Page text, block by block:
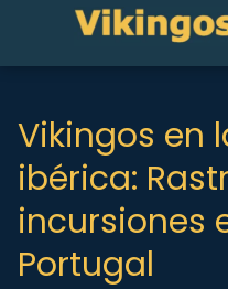
Vikingos en
ibérica:
incursiones
Portugal